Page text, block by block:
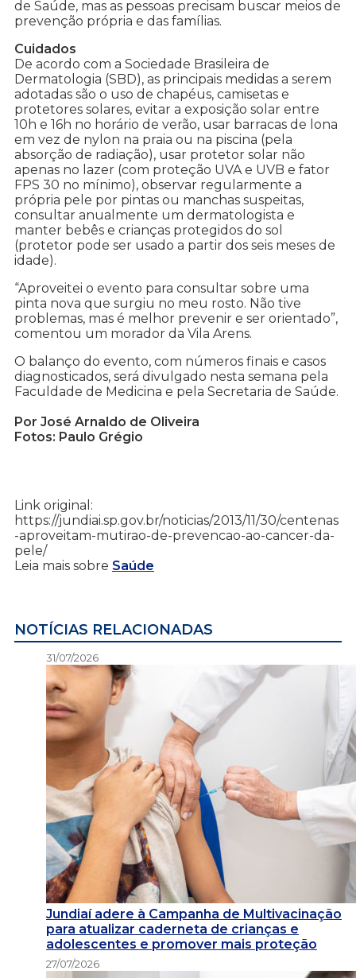
de Saúde, mas as pessoas precisam buscar meios de
prevenção própria e das famílias.
Cuidados
De acordo com a Sociedade Brasileira de
Dermatologia (SBD), as principais medidas a serem
adotadas são o uso de chapéus, camisetas e
protetores solares, evitar a exposição solar entre
10h e 16h no horário de verão, usar barracas de lona
em vez de nylon na praia ou na piscina (pela
absorção de radiação), usar protetor solar não
apenas no lazer (com proteção UVA e UVB e fator
FPS 30 no mínimo), observar regularmente a
própria pele por pintas ou manchas suspeitas,
consultar anualmente um dermatologista e
manter bebês e crianças protegidos do sol
(protetor pode ser usado a partir dos seis meses de
idade).
“Aproveitei o evento para consultar sobre uma
pinta nova que surgiu no meu rosto. Não tive
problemas, mas é melhor prevenir e ser orientado”,
comentou um morador da Vila Arens.
O balanço do evento, com números finais e casos
diagnosticados, será divulgado nesta semana pela
Faculdade de Medicina e pela Secretaria de Saúde.
Por José Arnaldo de Oliveira
Fotos: Paulo Grégio
Link original:
https://jundiai.sp.gov.br/noticias/2013/11/30/centenas
-aproveitam-mutirao-de-prevencao-ao-cancer-da-
pele/
Leia mais sobre Saúde
NOTÍCIAS RELACIONADAS
31/07/2026
Jundiaí adere à Campanha de Multivacinação
para atualizar caderneta de crianças e
adolescentes e promover mais proteção
27/07/2026